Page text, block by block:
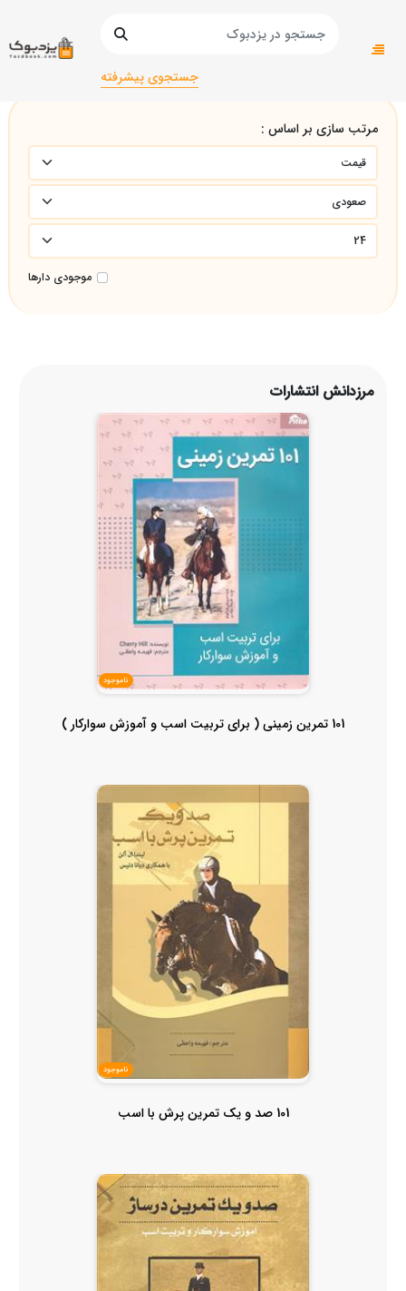
جستجوی پیشرفته
صفحه اصلی
مرتب سازی بر اساس :
موجودی دارها
مرزدانش انتشارات
ناموجود
101 تمرین زمینی ( برای تربیت اسب و آموزش سوارکار )
ناموجود
101 صد و یک تمرین پرش با اسب